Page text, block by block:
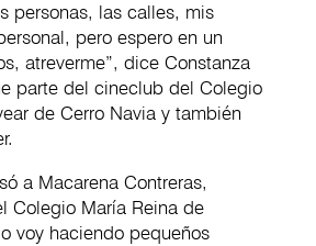
personas, las calles, mis
pero espero en un
atreverme”, dice Constanza
parte del cineclub del Colegio
de Cerro Navia y también
a Macarena Contreras,
Colegio María Reina de
voy haciendo pequeños